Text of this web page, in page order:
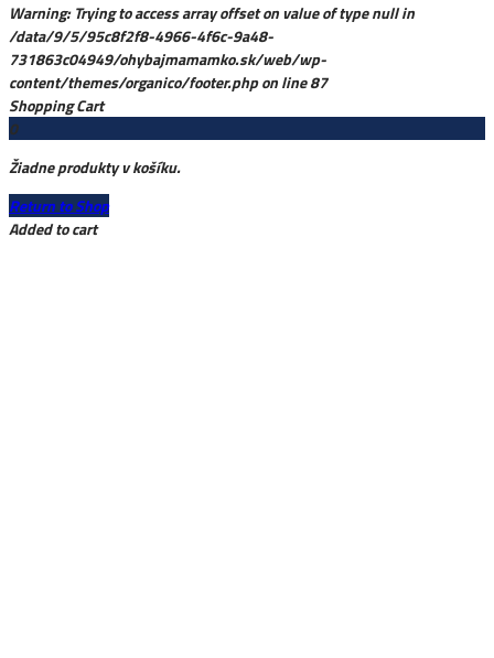
Warning: Trying to access array offset on value of type null in
/data/9/5/95c8f2f8-4966-4f6c-9a48-
731863c04949/ohybajmamamko.sk/web/wp-
content/themes/organico/footer.phpon line87
Shopping Cart
0
Žiadne produkty v košíku.
Return to Shop
Added to cart